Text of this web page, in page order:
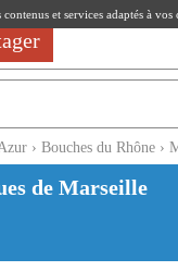
› Bouches du Rhône ›
de Marseille
et services adaptés à vos